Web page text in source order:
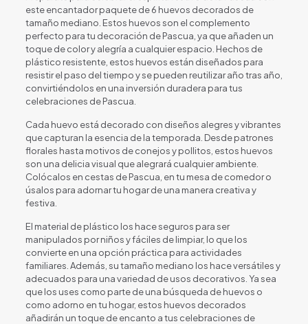
este encantador paquete de 6 huevos decorados de
tamaño mediano. Estos huevos son el complemento
perfecto para tu decoración de Pascua, ya que añaden un
toque de color y alegría a cualquier espacio. Hechos de
plástico resistente, estos huevos están diseñados para
resistir el paso del tiempo y se pueden reutilizar año tras año,
convirtiéndolos en una inversión duradera para tus
celebraciones de Pascua.
Cada huevo está decorado con diseños alegres y vibrantes
que capturan la esencia de la temporada. Desde patrones
florales hasta motivos de conejos y pollitos, estos huevos
son una delicia visual que alegrará cualquier ambiente.
Colócalos en cestas de Pascua, en tu mesa de comedor o
úsalos para adornar tu hogar de una manera creativa y
festiva.
El material de plástico los hace seguros para ser
manipulados por niños y fáciles de limpiar, lo que los
convierte en una opción práctica para actividades
familiares. Además, su tamaño mediano los hace versátiles y
adecuados para una variedad de usos decorativos. Ya sea
que los uses como parte de una búsqueda de huevos o
como adorno en tu hogar, estos huevos decorados
añadirán un toque de encanto a tus celebraciones de